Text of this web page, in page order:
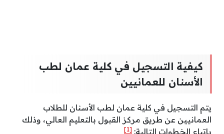
كيفية التسجيل في كلية عمان لطب
الأسنان للعمانيين
يتم التسجيل في كلية عمان لطب الأسنان للطلاب
العمانيين عن طريق مركز القبول بالتعليم العالي، وذلك
باتباع الخطوات التالية: [1]